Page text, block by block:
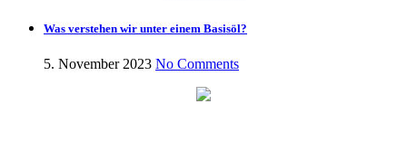
Was verstehen wir unter einem Basisöl?
5. November 2023 No Comments